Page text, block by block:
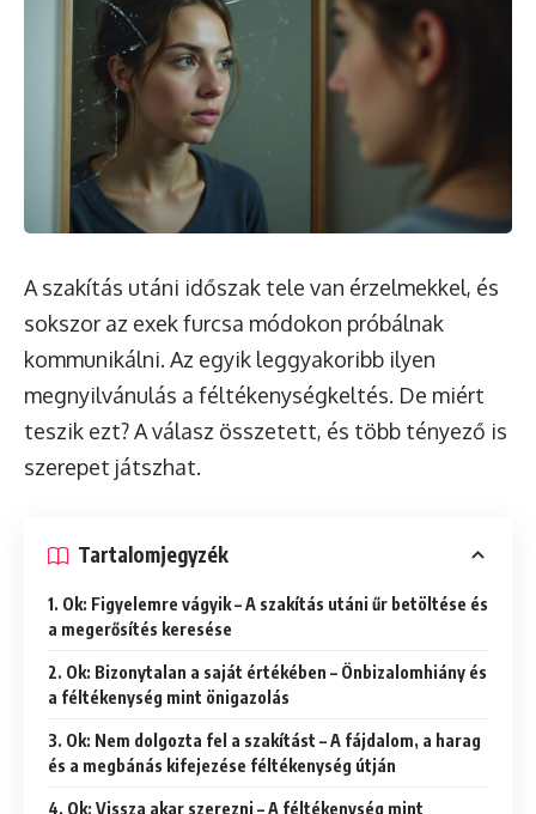
A szakítás utáni időszak tele van érzelmekkel, és
sokszor az exek furcsa módokon próbálnak
kommunikálni. Az egyik leggyakoribb ilyen
megnyilvánulás a féltékenységkeltés. De miért
teszik ezt? A válasz összetett, és több tényező is
szerepet játszhat.
Tartalomjegyzék
1. Ok: Figyelemre vágyik – A szakítás utáni űr betöltése és
a megerősítés keresése
2. Ok: Bizonytalan a saját értékében – Önbizalomhiány és
a féltékenység mint önigazolás
3. Ok: Nem dolgozta fel a szakítást – A fájdalom, a harag
és a megbánás kifejezése féltékenység útján
4. Ok: Vissza akar szerezni – A féltékenység mint